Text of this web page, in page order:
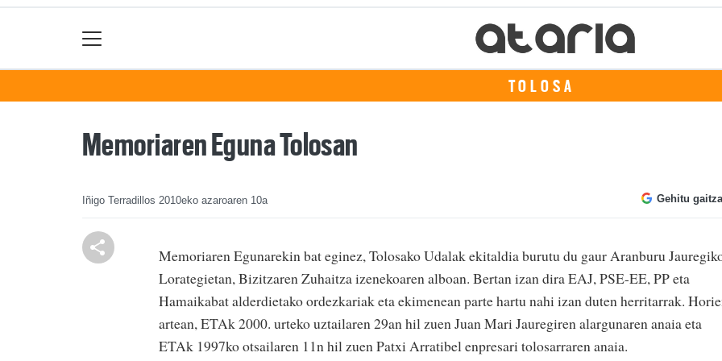
TOLOSA
Memoriaren Eguna Tolosan
Iñigo Terradillos 2010eko azaroaren 10a Gehitu
Memoriaren Egunarekin bat eginez, Tolosako Udalak ekitaldia burutu du gaur Aranburu
Lorategietan, Bizitzaren Zuhaitza izenekoaren alboan. Bertan izan dira EAJ, PSE-EE, PP eta
Hamaikabat alderdietako ordezkariak eta ekimenean parte hartu nahi izan duten herritarrak.
artean, ETAk 2000. urteko uztailaren 29an hil zuen Juan Mari Jauregiren alargunaren anaia eta
ETAk 1997ko otsailaren 11n hil zuen Patxi Arratibel enpresari tolosarraren anaia.